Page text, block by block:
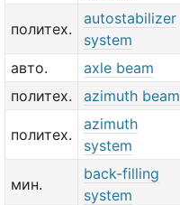
политех.
autostabilizer
system
авто.
axle beam
политех.
azimuth beam
политех.
azimuth
system
мин.
back-filling
system